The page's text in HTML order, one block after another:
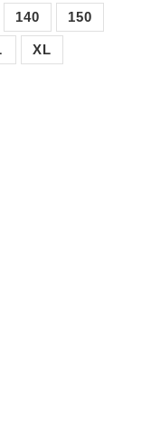
140 150
XL